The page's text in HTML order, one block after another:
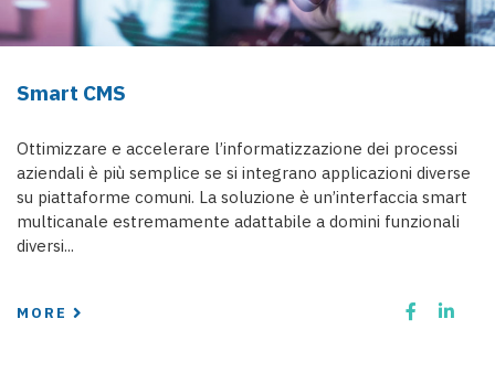
Smart CMS
Ottimizzare e accelerare l’informatizzazione dei processi
aziendali è più semplice se si integrano applicazioni diverse
su piattaforme comuni. La soluzione è un’interfaccia smart
multicanale estremamente adattabile a domini funzionali
diversi...
MORE